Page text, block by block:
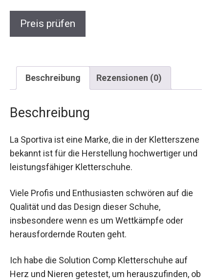
Preis prüfen
Beschreibung Rezensionen (0)
Beschreibung
La Sportiva ist eine Marke, die in der Kletterszene
bekannt ist für die Herstellung hochwertiger und
leistungsfähiger Kletterschuhe.
Viele Profis und Enthusiasten schwören auf die
Qualität und das Design dieser Schuhe,
insbesondere wenn es um Wettkämpfe oder
herausfordernde Routen geht.
Ich habe die Solution Comp Kletterschuhe auf
Herz und Nieren getestet, um herauszufinden, ob